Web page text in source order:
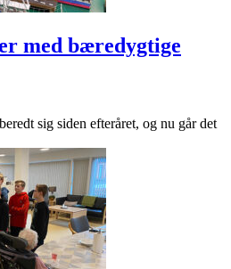
med bæredygtige
sig siden efteråret, og nu går det